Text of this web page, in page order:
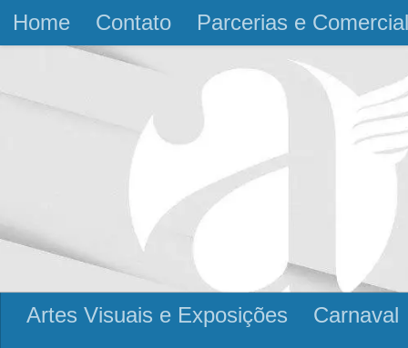
Skip to content
Home Contato Parcerias e Comercial
Artes Visuais e Exposições Carnaval